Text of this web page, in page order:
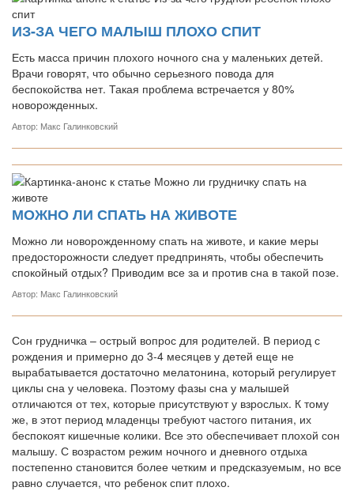
ИЗ-ЗА ЧЕГО МАЛЫШ ПЛОХО СПИТ
Есть масса причин плохого ночного сна у маленьких детей.
Врачи говорят, что обычно серьезного повода для
беспокойства нет. Такая проблема встречается у 80%
новорожденных.
Автор: Макс Галинковский
МОЖНО ЛИ СПАТЬ НА ЖИВОТЕ
Можно ли новорожденному спать на животе, и какие меры
предосторожности следует предпринять, чтобы обеспечить
спокойный отдых? Приводим все за и против сна в такой позе.
Автор: Макс Галинковский
Сон грудничка – острый вопрос для родителей. В период с
рождения и примерно до 3-4 месяцев у детей еще не
вырабатывается достаточно мелатонина, который регулирует
циклы сна у человека. Поэтому фазы сна у малышей
отличаются от тех, которые присутствуют у взрослых. К тому
же, в этот период младенцы требуют частого питания, их
беспокоят кишечные колики. Все это обеспечивает плохой сон
малышу. С возрастом режим ночного и дневного отдыха
постепенно становится более четким и предсказуемым, но все
равно случается, что ребенок спит плохо.